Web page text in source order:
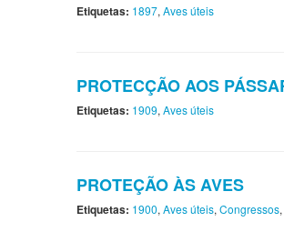
Etiquetas: 1897, Aves úteis
PROTECÇÃO AOS
Etiquetas: 1909, Aves úteis
PROTEÇÃO ÀS AVES
Etiquetas: 1900, Aves úteis, Congressos,